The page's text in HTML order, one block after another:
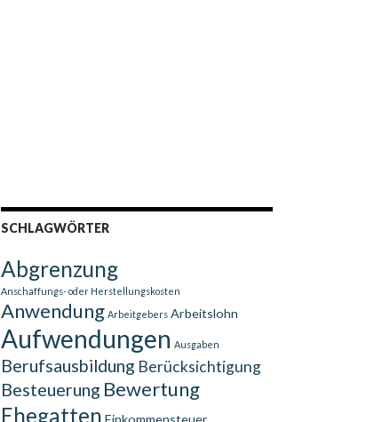
SCHLAGWÖRTER
Abgrenzung
Anschaffungs- oder Herstellungskosten
Anwendung Arbeitgebers Arbeitslohn
Aufwendungen Ausgaben
Berufsausbildung Berücksichtigung
Besteuerung Bewertung
Ehegatten Einkommensteuer